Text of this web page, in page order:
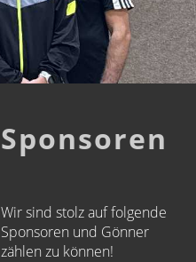
Sponsoren
Wir sind stolz auf folgende
Sponsoren und Gönner
zählen zu können!